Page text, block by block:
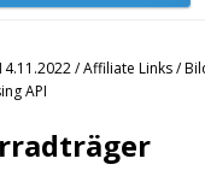
/ Affiliate Links /
API